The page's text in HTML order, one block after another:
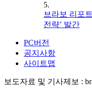
5.
브라보 리포
전략’ 발간
PC버전
공지사항
사이트맵
보도자료 및 기사제보 :